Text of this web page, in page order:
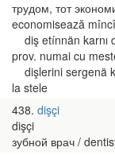
трудом, тот
economisează
diş etínnän karnı
prov. numai cu
dişlerini sergenä
la stele
438 dişçi
dişçi
зубной врач /